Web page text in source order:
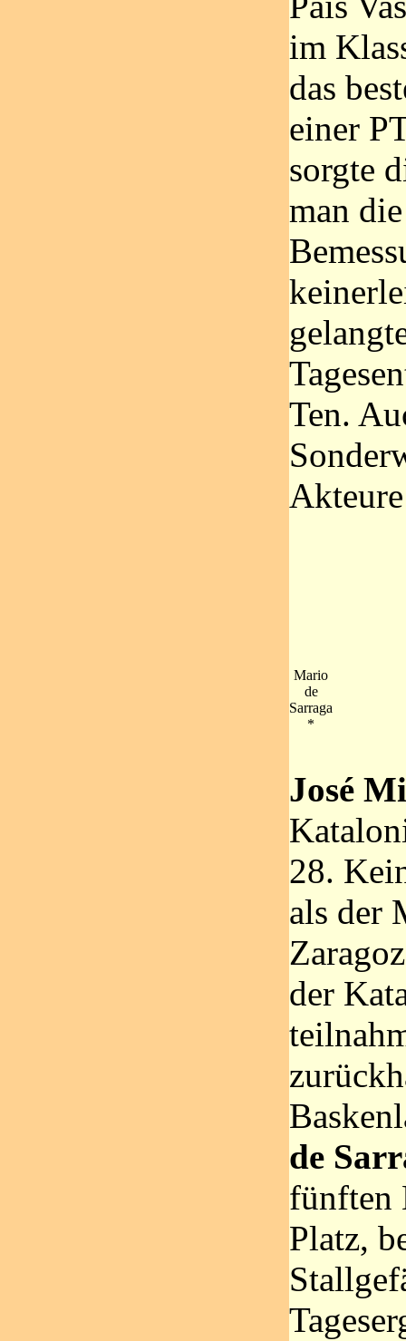
im
das
einer
sorgte
man
Ten.
Mario
de
Sarraga
*
José
28.
als der
der
de
fünften
Platz,